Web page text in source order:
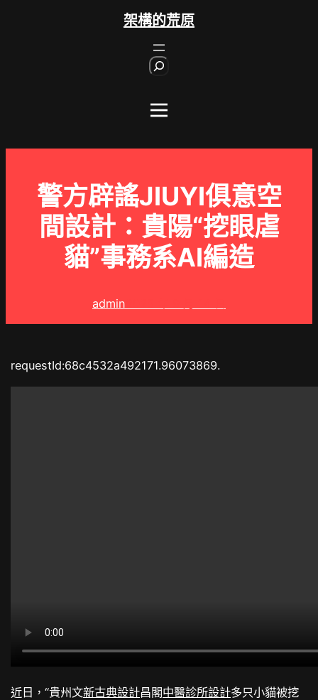
架構的荒原
警方辟謠JIUYI俱意空
間設計：貴陽“挖眼虐
貓”事務系AI編造
admin
requestId:68c4532a492171.96073869.
近日，“貴州文新古典設計昌閣中醫診所設計多只小貓被挖